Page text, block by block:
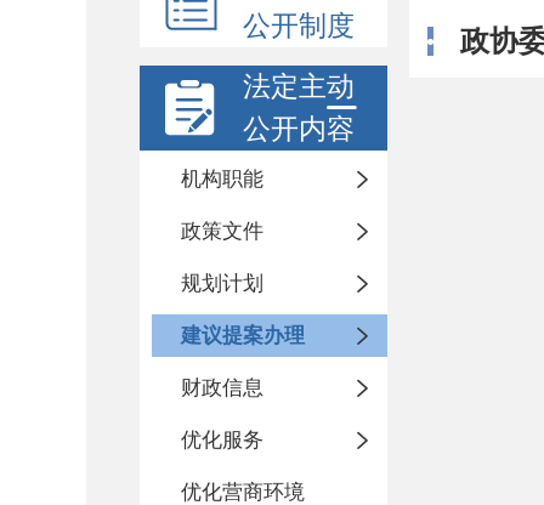
公开制度
法定主动
公开内容
机构职能
政策文件
规划计划
建议提案办理
财政信息
优化服务
优化营商环境
政协